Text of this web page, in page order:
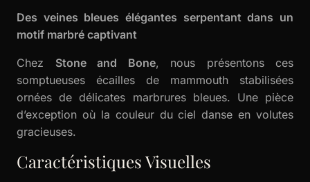
Des veines bleues élégantes serpentant dans un
motif marbré captivant
Chez Stone and Bone, nous présentons ces
somptueuses écailles de mammouth stabilisées
ornées de délicates marbrures bleues. Une pièce
d’exception où la couleur du ciel danse en volutes
gracieuses.
Caractéristiques Visuelles